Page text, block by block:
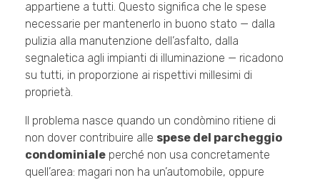
appartiene a tutti. Questo significa che le spese
necessarie per mantenerlo in buono stato — dalla
pulizia alla manutenzione dell’asfalto, dalla
segnaletica agli impianti di illuminazione — ricadono
su tutti, in proporzione ai rispettivi millesimi di
proprietà.
Il problema nasce quando un condòmino ritiene di
non dover contribuire alle spese del parcheggio
condominiale perché non usa concretamente
quell’area: magari non ha un’automobile, oppure